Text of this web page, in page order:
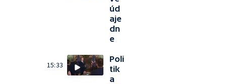
úd
aje
dn
e
15:33
Poli
tik
a